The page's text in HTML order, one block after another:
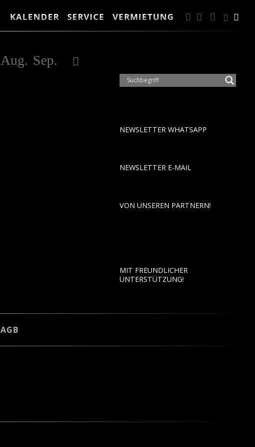
KALENDER SERVICE VERMIETUNG FACEBOOK
Aug. Sep. Okt.
NEWSLETTER WHATSAPP
NEWSLETTER E-MAIL
VON UNSEREN PARTNERN!
MIT FREUNDLICHER
UNTERSTÜTZUNG!
AGB